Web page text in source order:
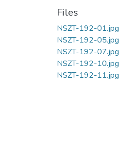
Files
NSZT-192-01.jpg
NSZT-192-05.jpg
NSZT-192-07.jpg
NSZT-192-10.jpg
NSZT-192-11.jpg